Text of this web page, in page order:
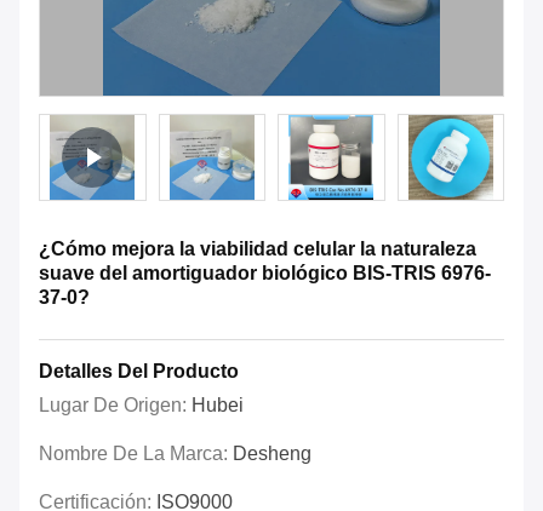
¿Cómo mejora la viabilidad celular la naturaleza
suave del amortiguador biológico BIS-TRIS 6976-
37-0?
Detalles Del Producto
Lugar De Origen: Hubei
Nombre De La Marca: Desheng
Certificación: ISO9000